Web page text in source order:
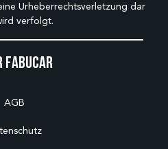
Fabucar
AGB
Urheberrechtsverletzung dar
verfolgt.